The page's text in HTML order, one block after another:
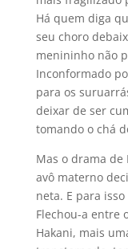
Há quem diga
seu choro
menininho não
Inconformado
para os
deixar de ser
tomando o chá
Mas o drama de
avô materno
neta. E para
Flechou-a entre
Hakani, mais